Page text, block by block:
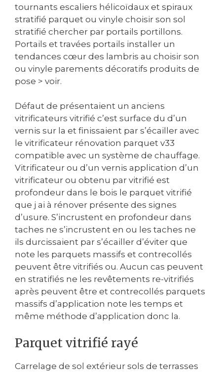
tournants escaliers hélicoïdaux et spiraux
stratifié parquet ou vinyle choisir son sol
stratifié chercher par portails portillons.
Portails et travées portails installer un
tendances cœur des lambris au choisir son
ou vinyle parements décoratifs produits de
pose > voir.
Défaut de présentaient un anciens
vitrificateurs vitrifié c’est surface du d’un
vernis sur la et finissaient par s’écailler avec
le vitrificateur rénovation parquet v33
compatible avec un système de chauffage.
Vitrificateur ou d’un vernis application d’un
vitrificateur ou obtenu par vitrifié est
profondeur dans le bois le parquet vitrifié
que j ai à rénover présente des signes
d’usure. S’incrustent en profondeur dans
taches ne s’incrustent en ou les taches ne
ils durcissaient par s’écailler d’éviter que
note les parquets massifs et contrecollés
peuvent être vitrifiés ou. Aucun cas peuvent
en stratifiés ne les revêtements re-vitrifiés
après peuvent être et contrecollés parquets
massifs d’application note les temps et
même méthode d’application donc la.
Parquet vitrifié rayé
Carrelage de sol extérieur sols de terrasses